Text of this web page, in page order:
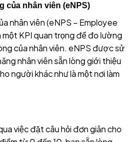
của nhân viên (eNPS)
nhân viên (eNPS – Employee
KPI quan trọng để đo lường
của nhân viên. eNPS được sử
nhân viên sẵn lòng giới thiệu
người khác như là một nơi làm
việc đặt câu hỏi đơn giản cho